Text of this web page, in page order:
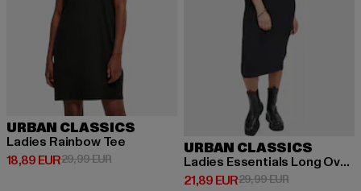
URBAN CLASSICS
Ladies Rainbow Tee
18,89 EUR
Derzeitiger Preis: 18,89 EUR
29,99 EURAktionspreis: 29,99 EUR
URBAN CLASSICS
Ladies Essentials Long Oversized
21,89 EUR
Derzeitiger Preis: 21,89 EUR
29,99 EURAktionspreis: